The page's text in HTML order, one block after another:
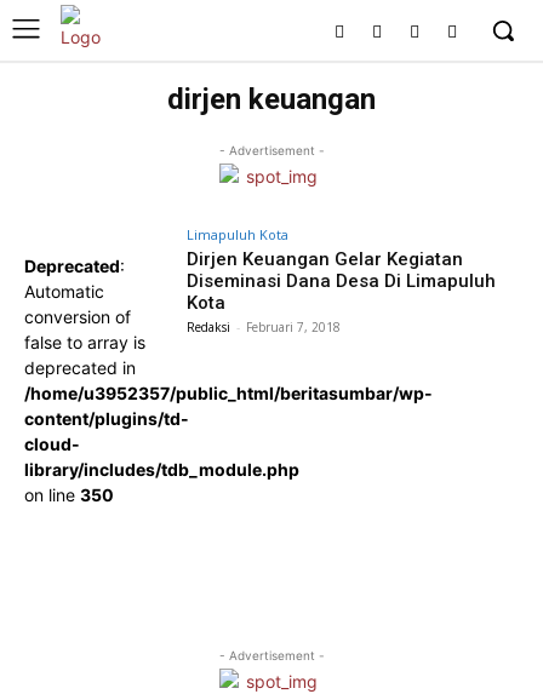
dirjen keuangan
- Advertisement -
Deprecated:
Automatic
conversion of
false to array is
deprecated in
/home/u3952357/public_html/beritasumbar/wp-
content/plugins/td-
cloud-
library/includes/tdb_module.php
on line 350
Limapuluh Kota
Dirjen Keuangan Gelar Kegiatan
Diseminasi Dana Desa Di Limapuluh
Kota
Redaksi - Februari 7, 2018
- Advertisement -